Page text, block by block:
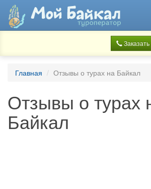
Главная Отзывы о турах на Байкал
Отзывы о турах
Байкал